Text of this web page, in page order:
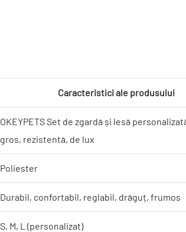
Caracteristici ale produsului
OKEYPETS Set de zgardă și lesă
gros, rezistentă, de lux
Poliester
Durabil, confortabil, reglabil, drăguț, frumos
S, M, L (personalizat)